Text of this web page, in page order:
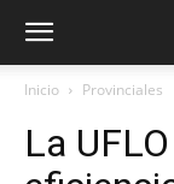
Inicio Provinciales
La